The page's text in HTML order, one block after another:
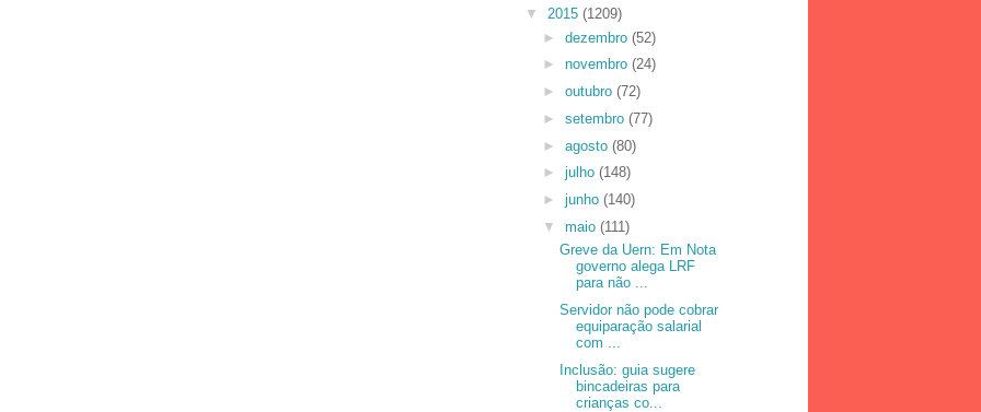
▼ 2015 (1209)
► dezembro (52)
► novembro (24)
► outubro (72)
► setembro (77)
► agosto (80)
► julho (148)
► junho (140)
▼ maio (111)
Greve da Uern: Em Nota
governo alega LRF
para não ...
Servidor não pode cobrar
equiparação salarial
com ...
Inclusão: guia sugere
bincadeiras para
crianças co...